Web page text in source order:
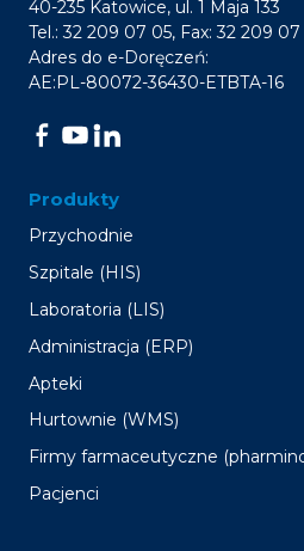
40-235 Katowice, ul. 1 Maja 133
Tel.: 32 209 07 05, Fax: 32 209 07
Adres do e-Doręczeń:
AE:PL-80072-36430-ETBTA-16
Produkty
Przychodnie
Szpitale (HIS)
Laboratoria (LIS)
Administracja (ERP)
Apteki
Hurtownie (WMS)
Firmy farmaceutyczne
Pacjenci